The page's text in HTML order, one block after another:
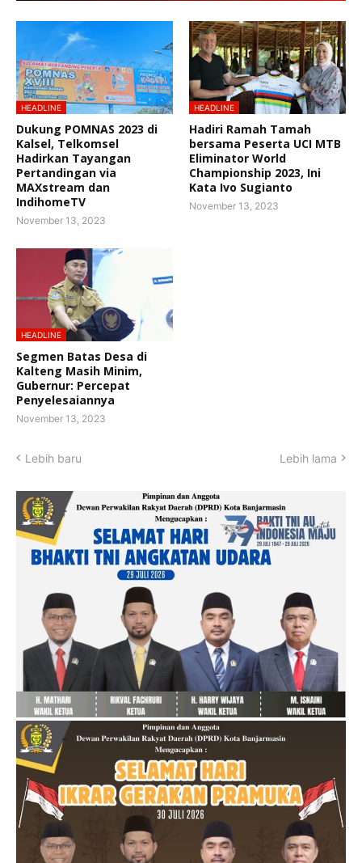
HEADLINE
Dukung POMNAS 2023 di
Kalsel, Telkomsel
Hadirkan Tayangan
Pertandingan via
MAXstream dan
IndihomeTV
November 13, 2023
HEADLINE
Hadiri Ramah Tamah
bersama Peserta UCI MTB
Eliminator World
Championship 2023, Ini
Kata Ivo Sugianto
November 13, 2023
HEADLINE
Segmen Batas Desa di
Kalteng Masih Minim,
Gubernur: Percepat
Penyelesaiannya
November 13, 2023
Lebih baru Lebih lama